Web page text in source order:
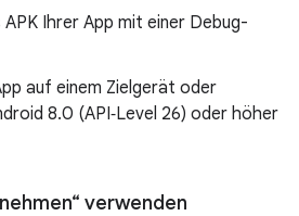
Ihrer App mit einer Debug-
auf einem Zielgerät oder
8.0 (API‑Level 26) oder höher
verwenden